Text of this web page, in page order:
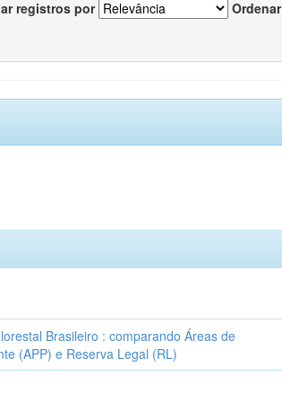
registros por Ordenar
Brasileiro : comparando Áreas de
(APP) e Reserva Legal (RL)